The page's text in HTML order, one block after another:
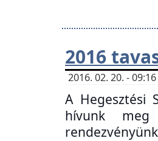
2016
2016. 02. 20. -
A Hegesztési
hívunk